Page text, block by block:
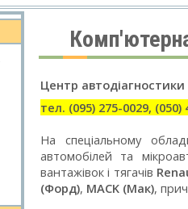
Центр
тел. (095) 275-0029, (050)
На спеціальному
автомобілей та
вантажівок і тягачів
(Форд), MACK (Мак),